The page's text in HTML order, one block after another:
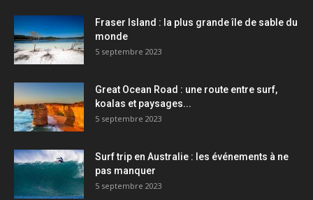
Fraser Island : la plus grande île de sable du
monde
5 septembre 2023
Great Ocean Road : une route entre surf,
koalas et paysages...
5 septembre 2023
Surf trip en Australie : les événements à ne
pas manquer
5 septembre 2023